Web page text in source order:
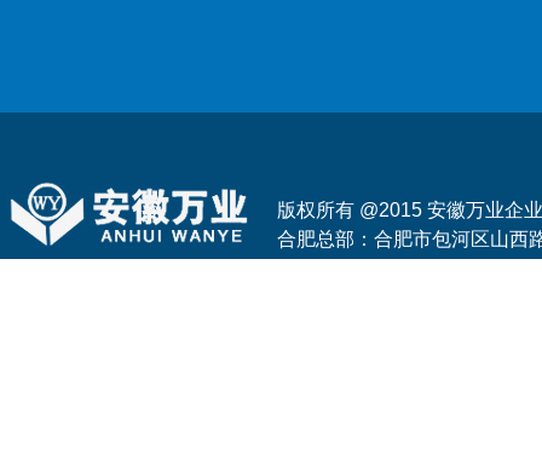
版权所有 @2015 安徽万业企
合肥总部：合肥市包河区山西